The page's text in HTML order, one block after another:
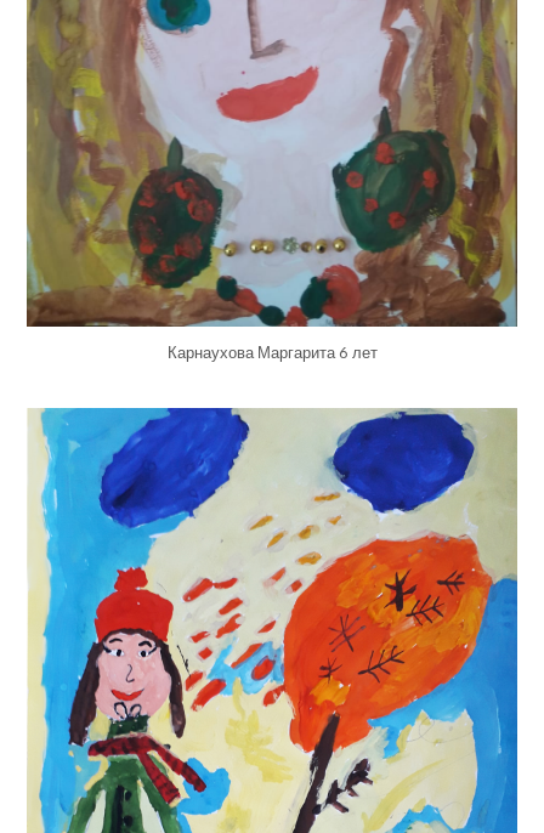
Карнаухова Маргарита 6 лет